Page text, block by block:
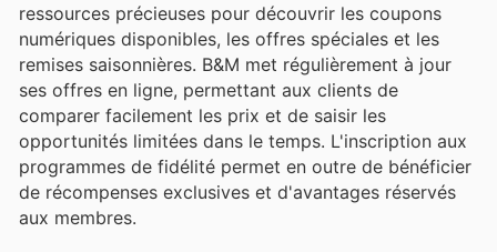
ressources précieuses pour découvrir les coupons
numériques disponibles, les offres spéciales et les
remises saisonnières. B&M met régulièrement à jour
ses offres en ligne, permettant aux clients de
comparer facilement les prix et de saisir les
opportunités limitées dans le temps. L'inscription aux
programmes de fidélité permet en outre de bénéficier
de récompenses exclusives et d'avantages réservés
aux membres.